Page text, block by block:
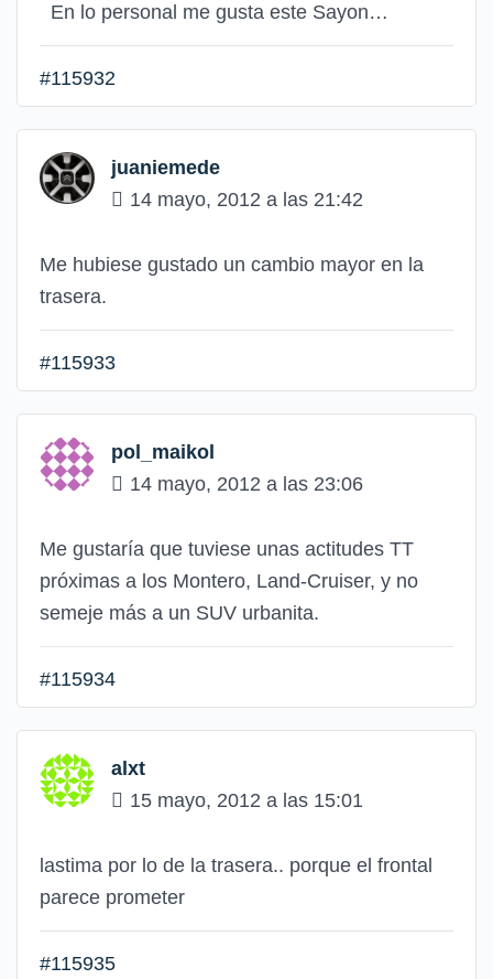
En lo personal me gusta este Sayon…
#115932
juaniemede
14 mayo, 2012 a las 21:42
Me hubiese gustado un cambio mayor en la
trasera.
#115933
pol_maikol
14 mayo, 2012 a las 23:06
Me gustaría que tuviese unas actitudes TT
próximas a los Montero, Land-Cruiser, y no
semeje más a un SUV urbanita.
#115934
alxt
15 mayo, 2012 a las 15:01
lastima por lo de la trasera.. porque el frontal
parece prometer
#115935